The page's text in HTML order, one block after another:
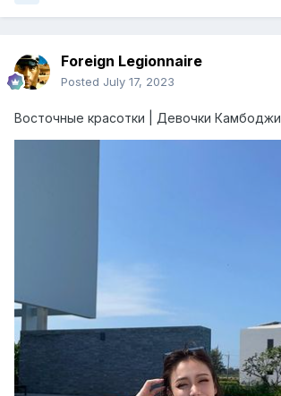
Foreign Legionnaire
Posted July 17, 2023
Восточные красотки | Девочки Камбоджи